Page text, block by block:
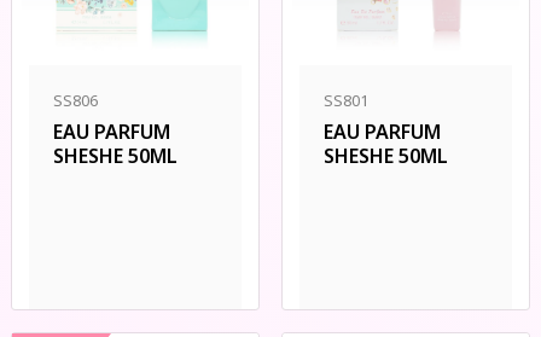
SS806
EAU PARFUM
SHESHE 50ML
SS801
EAU PARFUM
SHESHE 50ML